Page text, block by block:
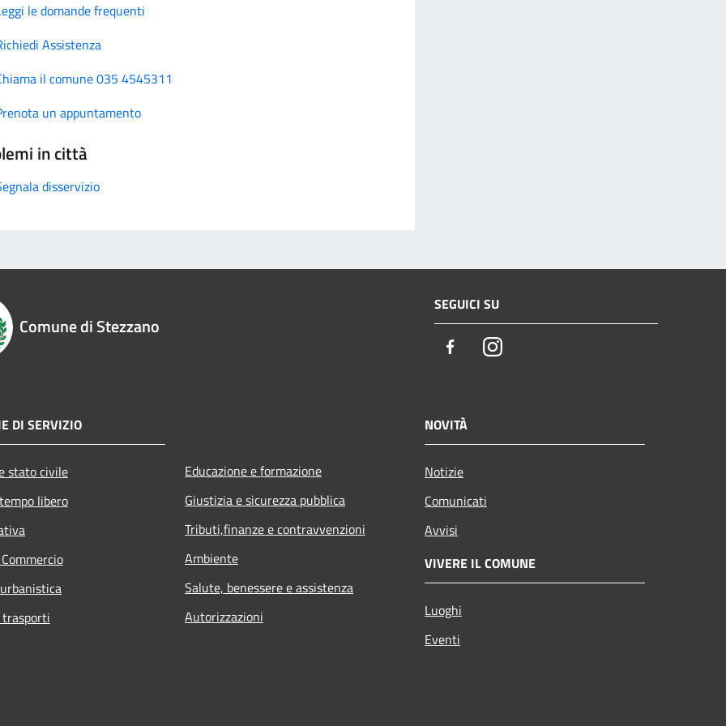
le domande frequenti
Assistenza
il comune 035 4545311
un appuntamento
in città
disservizio
Comune di Stezzano
SEGUICI SU
FacebookInstagram
DI SERVIZIO
stato civile
libero
Educazione e formazione
Giustizia e sicurezza pubblica
Tributi,finanze e contravvenzioni
Ambiente
Salute, benessere e assistenza
Autorizzazioni
NOVITÀ
Notizie
Comunicati
Avvisi
VIVERE IL COMUNE
Luoghi
Eventi